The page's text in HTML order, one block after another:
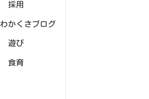
採用
わかくさブログ
遊び
食育